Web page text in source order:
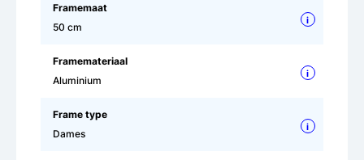
Framemaat
50 cm
i
Framemateriaal
Aluminium
i
Frame type
Dames
i